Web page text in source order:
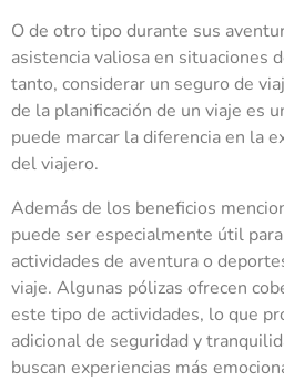
O de otro tipo durante sus
asistencia valiosa en situaciones
tanto, considerar un seguro de
de la planificación de un viaje es
puede marcar la diferencia en la
del viajero.
Además de los beneficios
puede ser especialmente útil
actividades de aventura o
viaje. Algunas pólizas ofrecen
este tipo de actividades, lo que
adicional de seguridad y
buscan experiencias más